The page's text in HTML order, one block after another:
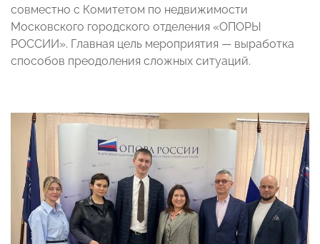
совместно с Комитетом по недвижимости
Московского городского отделения «ОПОРЫ
РОССИИ». Главная цель мероприятия — выработка
способов преодоления сложных ситуаций.